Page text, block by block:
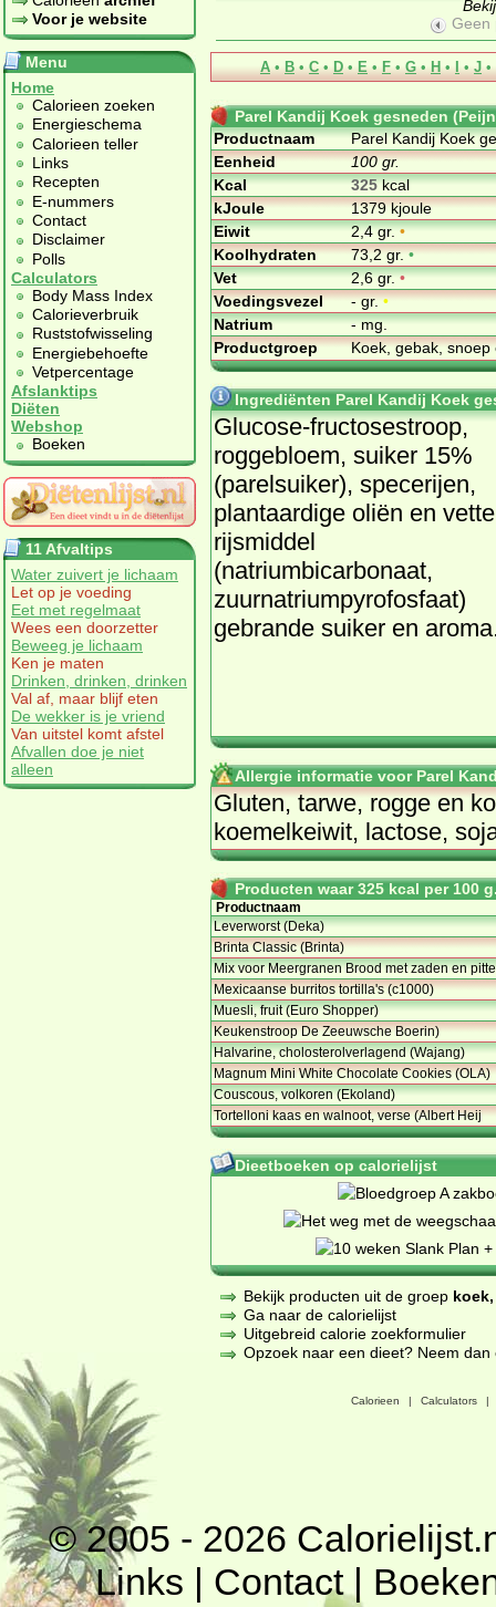
Voor je website
Menu
Home
Calorieen zoeken
Energieschema
Calorieen teller
Links
Recepten
E-nummers
Contact
Disclaimer
Polls
Calculators
Body Mass Index
Calorieverbruik
Ruststofwisseling
Energiebehoefte
Vetpercentage
Afslanktips
Diëten
Webshop
Boeken
11 Afvaltips
Water zuivert je lichaam
Let op je voeding
Eet met regelmaat
Wees een doorzetter
Beweeg je lichaam
Ken je maten
Drinken, drinken, drinken
Val af, maar blijf eten
De wekker is je vriend
Van uitstel komt afstel
Afvallen doe je niet
alleen
Geen
A • B • C • D • E • F • G • H • I • J •
Parel Kandij Koek gesneden
Productnaam
Parel Kandij Koek
Eenheid
100 gr.
Kcal
325kcal
kJoule
1379 kjoule
Eiwit
2,4 gr.•
Koolhydraten
73,2 gr.•
Vet
2,6 gr.•
Voedingsvezel
- gr.•
Natrium
- mg.
Productgroep
Koek, gebak,
Ingrediënten Parel Kandij Koek
Glucose-fructosestroop,
roggebloem, suiker 15%
(parelsuiker), specerijen,
plantaardige oliën en
rijsmiddel
(natriumbicarbonaat,
zuurnatriumpyrofosfaat)
gebrande suiker en
Allergie informatie voor Parel
Gluten, tarwe, rogge en
koemelkeiwit, lactose,
Producten waar 325 kcal per 100
Productnaam
Leverworst (Deka)
Brinta Classic (Brinta)
Mix voor Meergranen Brood met zaden en
Mexicaanse burritos tortilla's (c1000)
Muesli, fruit (Euro Shopper)
Keukenstroop De Zeeuwsche Boerin)
Halvarine, cholosterolverlagend (Wajang)
Magnum Mini White Chocolate Cookies (OLA)
Couscous, volkoren (Ekoland)
Tortelloni kaas en walnoot, verse (Albert Heij
Dieetboeken op calorielijst
Bekijk producten uit de groep
Ga naar de calorielijst
Uitgebreid calorie zoekformulier
Opzoek naar een dieet? Neem
Calorieen | Calculators |
© 2005 - 2026
Links | Contact|